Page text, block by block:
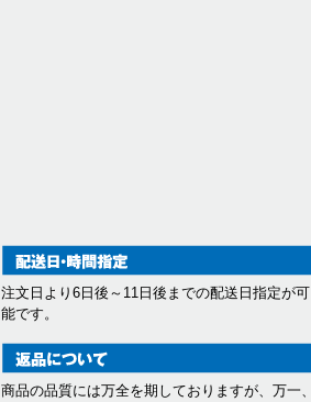
注文日より6日後～11日後までの配送日指定が可
能です。
商品の品質には万全を期しておりますが、万一、